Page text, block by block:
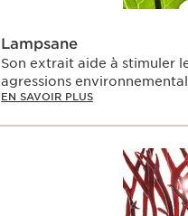
Lampsane
Son extrait aide à stimuler
agressions
EN SAVOIR PLUS